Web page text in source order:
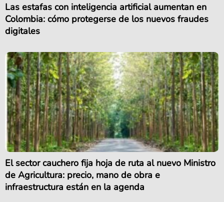
Las estafas con inteligencia artificial aumentan en
Colombia: cómo protegerse de los nuevos fraudes
digitales
El sector cauchero fija hoja de ruta al nuevo Ministro
de Agricultura: precio, mano de obra e
infraestructura están en la agenda